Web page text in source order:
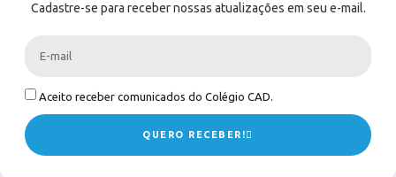
Cadastre-se para receber nossas atualizações em seu e-mail.
Aceito receber comunicados do Colégio CAD.
QUERO RECEBER!